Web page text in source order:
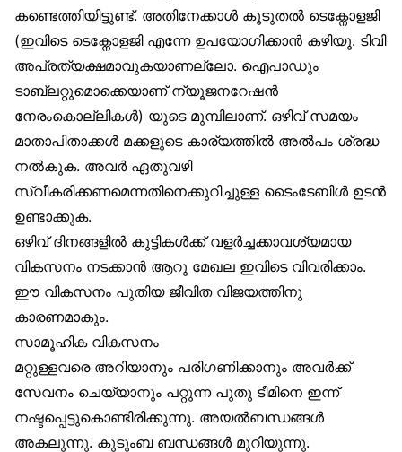
കണ്ടെത്തിയിട്ടുണ്ട്. അതിനേക്കാള്‍ കൂടുതല്‍ ടെക്നോളജി
(ഇവിടെ ടെക്നോളജി എന്നേ ഉപയോഗിക്കാന്‍ കഴിയൂ. ടിവി
അപ്രത്യക്ഷമാവുകയാണല്ലോ. ഐപാഡും
ടാബ്ലറ്റുമൊക്കെയാണ് ന്യൂജനറേഷന്‍
നേരംകൊല്ലികള്‍) യുടെ മുമ്പിലാണ്. ഒഴിവ് സമയം
മാതാപിതാക്കള്‍ മക്കളുടെ കാര്യത്തില്‍ അല്‍പം ശ്രദ്ധ
നല്‍കുക. അവര്‍ ഏതുവഴി
സ്വീകരിക്കണമെന്നതിനെക്കുറിച്ചുള്ള ടൈംടേബിള്‍ ഉടന്‍
ഉണ്ടാക്കുക.
ഒഴിവ് ദിനങ്ങളില്‍ കുട്ടികള്‍ക്ക് വളര്‍ച്ചക്കാവശ്യമായ
വികസനം നടക്കാന്‍ ആറു മേഖല ഇവിടെ വിവരിക്കാം.
ഈ വികസനം പുതിയ ജീവിത വിജയത്തിനു
കാരണമാകും.
സാമൂഹിക വികസനം
മറ്റുള്ളവരെ അറിയാനും പരിഗണിക്കാനും അവര്‍ക്ക്
സേവനം ചെയ്യാനും പറ്റുന്ന പുതു ടീമിനെ ഇന്ന്
നഷ്ടപ്പെട്ടുകൊണ്ടിരിക്കുന്നു. അയല്‍ബന്ധങ്ങള്‍
അകലുന്നു. കുടുംബ ബന്ധങ്ങള്‍ മുറിയുന്നു.